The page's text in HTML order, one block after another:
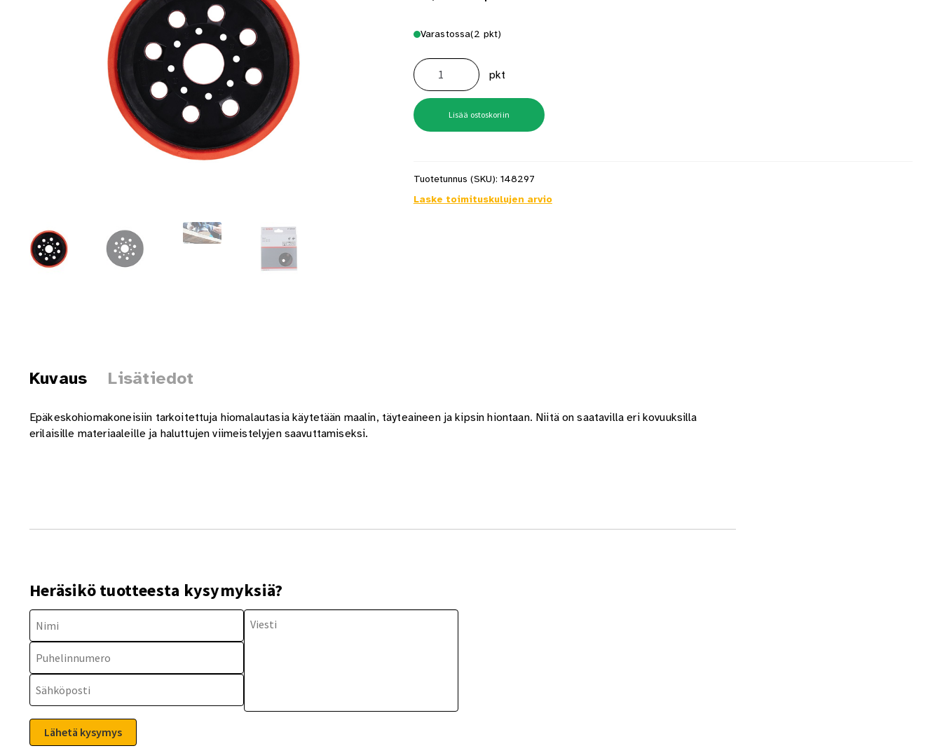
Varastossa(2 pkt)
Hiomalautanen
Gex
125mm
Medium
määrä
pkt
Lisää ostoskoriin
Tuotetunnus (SKU): 148297
Laske toimituskulujen arvio
Kuvaus Lisätiedot
Epäkeskohiomakoneisiin tarkoitettuja hiomalautasia käytetään maalin, täyteaineen ja kipsin hiontaan. Niitä on saatavilla eri kovuuksilla
erilaisille materiaaleille ja haluttujen viimeistelyjen saavuttamiseksi.
Heräsikö tuotteesta kysymyksiä?